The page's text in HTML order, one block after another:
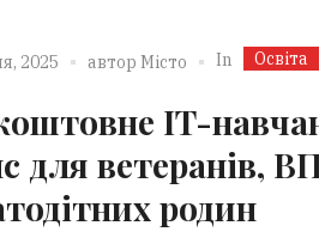
2025 автор Місто In Освіта
IT-
для ветеранів,
родин